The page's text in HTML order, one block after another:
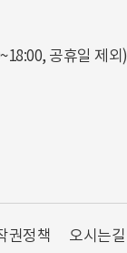
공휴일 제외)
권정책 오시는길